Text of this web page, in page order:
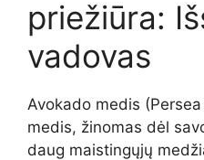
priežiūra:
vadovas
Avokado medis
medis, žinomas dėl
daug maistingųjų